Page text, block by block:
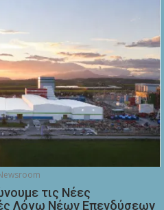
τις Νέες
Λόγω Νέων Επενδύσεων